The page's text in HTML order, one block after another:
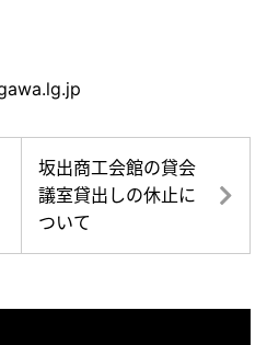
坂出商工会館の貸会
議室貸出しの休止に
ついて